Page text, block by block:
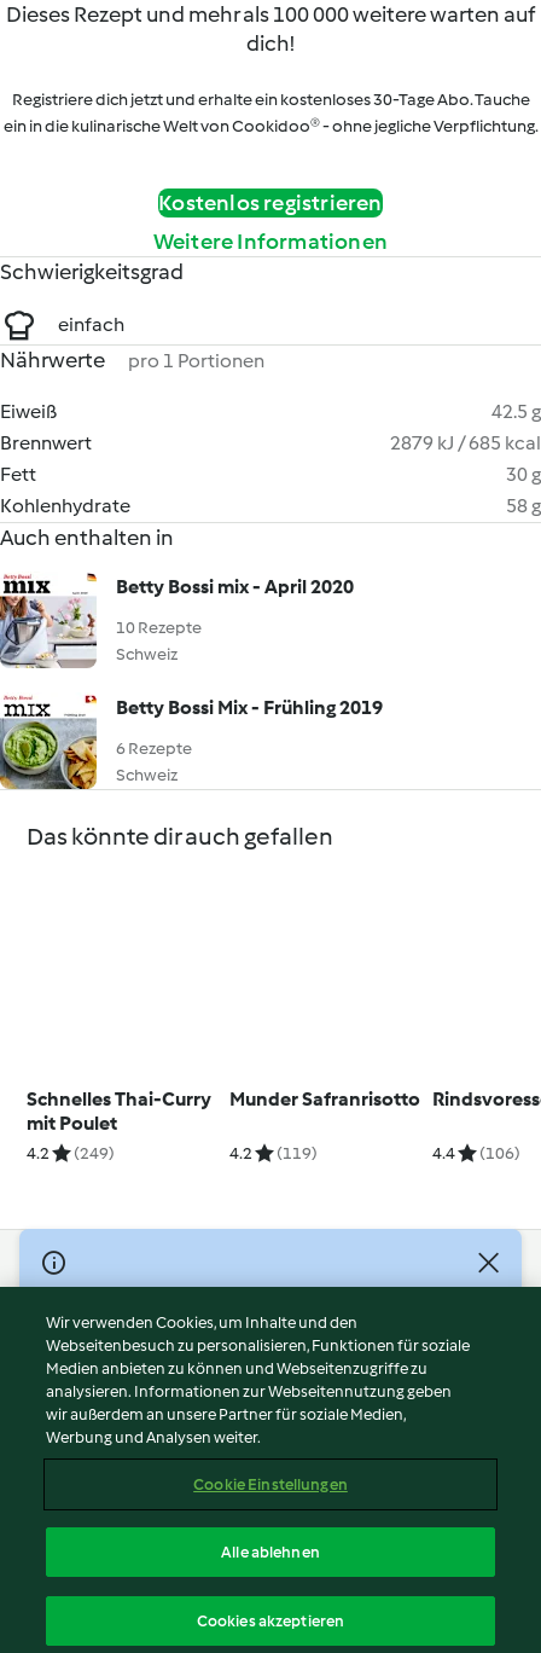
Dieses Rezept und mehr als 100 000 weitere warten auf
dich!
Registriere dich jetzt und erhalte ein kostenloses 30-Tage Abo. Tauche
ein in die kulinarische Welt von Cookidoo® - ohne jegliche Verpflichtung.
Kostenlos registrieren
Weitere Informationen
Schwierigkeitsgrad
einfach
Nährwerte pro 1 Portionen
Eiweiß
42.5 g
Brennwert
2879 kJ / 685 kcal
Fett
30 g
Kohlenhydrate
58 g
Auch enthalten in
Betty Bossi mix - April 2020
10 Rezepte
Schweiz
Betty Bossi Mix - Frühling 2019
6 Rezepte
Schweiz
Das könnte dir auch gefallen
Schnelles Thai-Curry
mit Poulet
4.2 (249)
Munder Safranrisotto
4.2 (119) 4.4 (106)
© Copyright 2026
Nutzungsbedingungen
Datenschutzrichtlinien
Disclaimer
Impressum
Cookies
Abo kündigen
Erklärung zur Barrierefreiheit
Wir verwenden Cookies, um Inhalte und den
Webseitenbesuch zu personalisieren, Funktionen für soziale
Medien anbieten zu können und Webseitenzugriffe zu
analysieren. Informationen zur Webseitennutzung geben
wir außerdem an unsere Partner für soziale Medien,
Werbung und Analysen weiter.
Cookie Einstellungen
Alle ablehnen
Cookies akzeptieren